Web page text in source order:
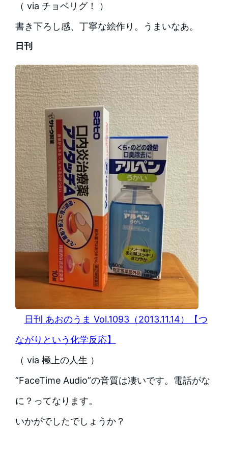
（ via チョベリグ！ ）
書き下ろし感、丁寧な絵作り。うまいなあ。
日刊
日刊 あおのうま Vol.1093（2013.11.14）【つ
ながりという化学反応】
（ via 極上の人生 ）
”FaceTime Audio”の音質は凄いです。電話がな
に？ってなります。
いかがでしたでしょうか？